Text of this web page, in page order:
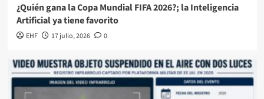
¿Quién gana la Copa Mundial FIFA 2026?; la Inteligencia
Artificial ya tiene favorito
EHF 17 julio, 2026 0